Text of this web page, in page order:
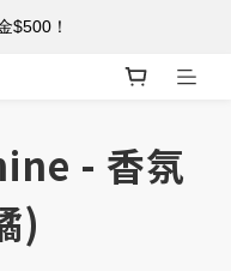
$500！
$500！
- 香氛
)